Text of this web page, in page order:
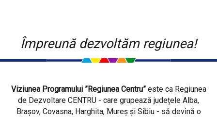
Împreună dezvoltăm regiunea!
Viziunea Programului ”Regiunea Centru”este ca Regiunea
de Dezvoltare CENTRU - care grupează județele Alba,
Brașov, Covasna, Harghita, Mureș și Sibiu - să devină o